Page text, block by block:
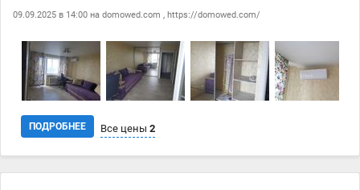
09.09.2025 в 14:00 на domowed.com , https://domowed.com/
ПОДРОБНЕЕ Все цены 2